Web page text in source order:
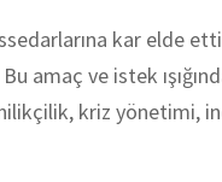
kar elde
amaç ve istek
kriz